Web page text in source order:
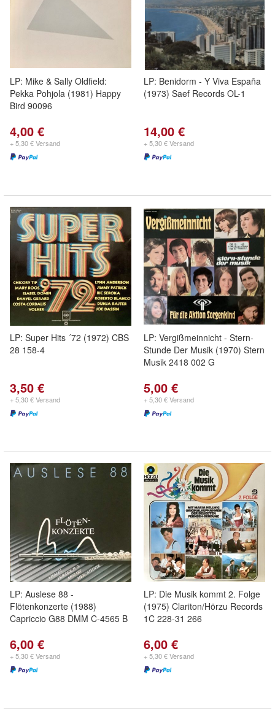
LP: Mike & Sally Oldfield:
Pekka Pohjola (1981) Happy
Bird 90096
4,00 €
+ 5,30 € Versand
LP: Benidorm - Y Viva España
(1973) Saef Records OL-1
14,00 €
+ 5,30 € Versand
LP: Super Hits ´72 (1972) CBS
28 158-4
3,50 €
+ 5,30 € Versand
LP: Vergißmeinnicht - Stern-
Stunde Der Musik (1970) Stern
Musik 2418 002 G
5,00 €
+ 5,30 € Versand
LP: Auslese 88 -
Flötenkonzerte (1988)
Capriccio G88 DMM C-4565 B
6,00 €
+ 5,30 € Versand
LP: Die Musik kommt 2. Folge
(1975) Clariton/Hörzu Records
1C 228-31 266
6,00 €
+ 5,30 € Versand